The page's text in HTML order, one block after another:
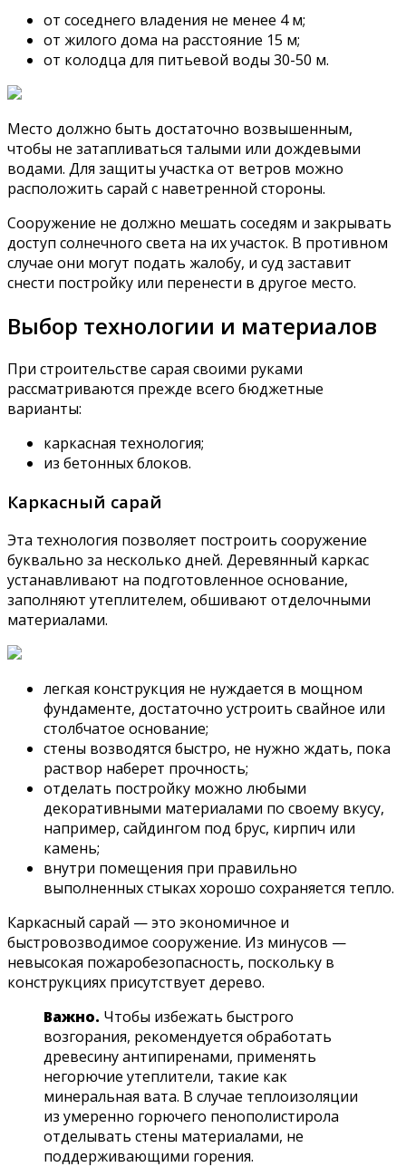
от соседнего владения не менее 4 м;
от жилого дома на расстояние 15 м;
от колодца для питьевой воды 30-50 м.
Место должно быть достаточно возвышенным,
чтобы не затапливаться талыми или дождевыми
водами. Для защиты участка от ветров можно
расположить сарай с наветренной стороны.
Сооружение не должно мешать соседям и закрывать
доступ солнечного света на их участок. В противном
случае они могут подать жалобу, и суд заставит
снести постройку или перенести в другое место.
Выбор технологии и материалов
При строительстве сарая своими руками
рассматриваются прежде всего бюджетные
варианты:
каркасная технология;
из бетонных блоков.
Каркасный сарай
Эта технология позволяет построить сооружение
буквально за несколько дней. Деревянный каркас
устанавливают на подготовленное основание,
заполняют утеплителем, обшивают отделочными
материалами.
легкая конструкция не нуждается в мощном
фундаменте, достаточно устроить свайное или
столбчатое основание;
стены возводятся быстро, не нужно ждать, пока
раствор наберет прочность;
отделать постройку можно любыми
декоративными материалами по своему вкусу,
например, сайдингом под брус, кирпич или
камень;
внутри помещения при правильно
выполненных стыках хорошо сохраняется тепло.
Каркасный сарай — это экономичное и
быстровозводимое сооружение. Из минусов —
невысокая пожаробезопасность, поскольку в
конструкциях присутствует дерево.
Важно. Чтобы избежать быстрого
возгорания, рекомендуется обработать
древесину антипиренами, применять
негорючие утеплители, такие как
минеральная вата. В случае теплоизоляции
из умеренно горючего пенополистирола
отделывать стены материалами, не
поддерживающими горения.